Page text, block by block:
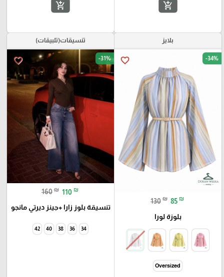
add_shopping_cart
add_shopping_cart
بلايز
favorite_border -34%
130 ₪ 85 ₪
بلوزة لورا
Oversized
تنسيقات(تلبيقات)
favorite_border -31%
160 ₪ 110 ₪
تنسيقة بلوز زارا +جينز ديرتي مانجو
34
36
38
40
42